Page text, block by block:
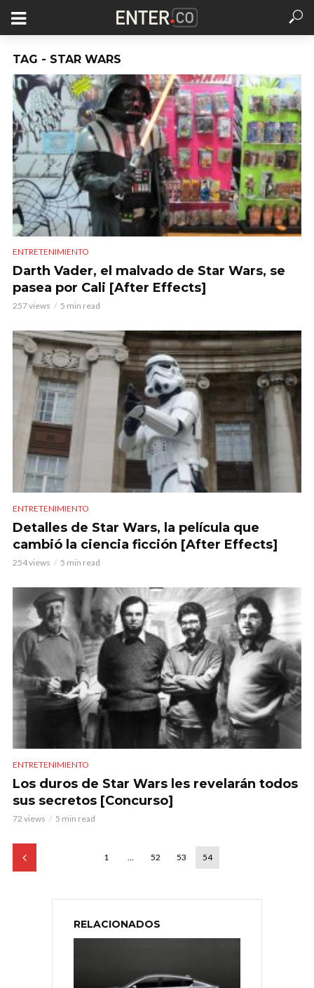
TAG - STAR WARS
ENTRETENIMIENTO
Darth Vader, el malvado de Star Wars, se
pasea por Cali [After Effects]
257 views 5 min read
ENTRETENIMIENTO
Detalles de Star Wars, la película que
cambió la ciencia ficción [After Effects]
254 views 5 min read
ENTRETENIMIENTO
Los duros de Star Wars les revelarán todos
sus secretos [Concurso]
72 views 5 min read
1 … 52 53 54
RELACIONADOS